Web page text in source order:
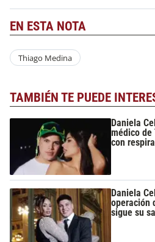
EN ESTA NOTA
Thiago Medina
TAMBIÉN TE PUEDE
Daniela
médico de
con
Daniela
operación
sigue su